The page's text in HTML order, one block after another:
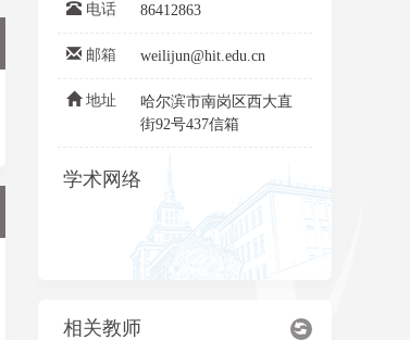
电话 86412863
邮箱 weilijun@hit.edu.cn
地址
哈尔滨市南岗区西大直
街92号437信箱
学术网络
相关教师